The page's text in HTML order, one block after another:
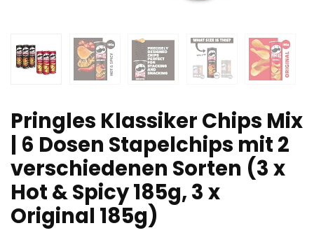
Pringles Klassiker Chips Mix
| 6 Dosen Stapelchips mit 2
verschiedenen Sorten (3 x
Hot & Spicy 185g, 3 x
Original 185g)